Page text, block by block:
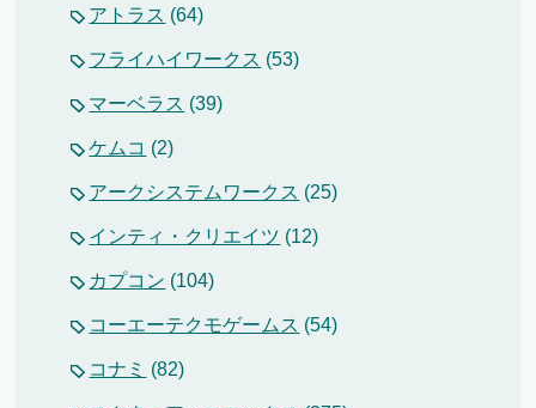
アトラス (64)
フライハイワークス (53)
マーベラス (39)
ケムコ (2)
アークシステムワークス (25)
インティ・クリエイツ (12)
カプコン (104)
コーエーテクモゲームス (54)
コナミ (82)